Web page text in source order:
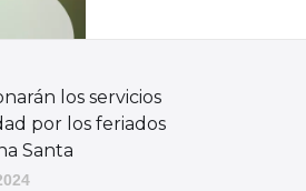
los servicios
por los feriados
Santa